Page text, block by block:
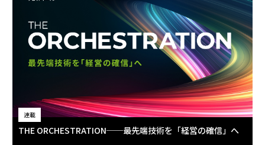
連載
THE ORCHESTRATION──最先端技術を「経営の確信」へ